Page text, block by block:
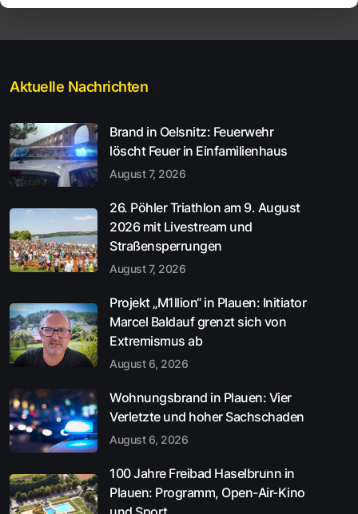
Aktuelle Nachrichten
Brand in Oelsnitz: Feuerwehr
löscht Feuer in Einfamilienhaus
August 7, 2026
26. Pöhler Triathlon am 9. August
2026 mit Livestream und
Straßensperrungen
August 7, 2026
Projekt „M1llion“ in Plauen: Initiator
Marcel Baldauf grenzt sich von
Extremismus ab
August 6, 2026
Wohnungsbrand in Plauen: Vier
Verletzte und hoher Sachschaden
August 6, 2026
100 Jahre Freibad Haselbrunn in
Plauen: Programm, Open-Air-Kino